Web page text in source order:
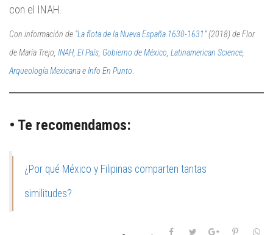
con el INAH.
Con información de “La flota de la Nueva España 1630-1631” (2018) de Flor
de María Trejo, INAH, El País Gobierno de México Latinamerican Science
Arqueología MexicanaeInfo En Punto
• Te recomendamos:
¿Por qué México y Filipinas comparten tantas
similitudes?